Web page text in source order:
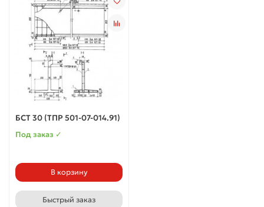
БСТ 30 (ТПР 501-07-014.91)
Под заказ ✓
В корзину
Быстрый заказ